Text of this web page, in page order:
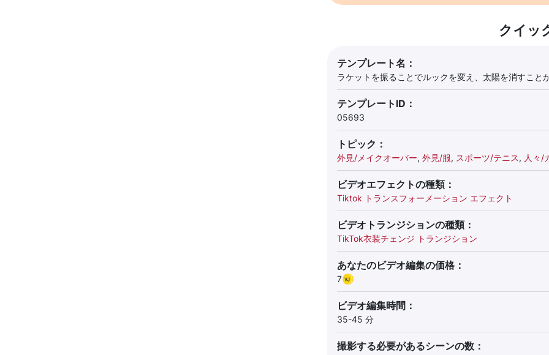
クイッ
テンプレート名：
ラケットを振ることでルックを変え、太陽を消すこと
テンプレートID：
05693
トピック：
外見/メイクオーバー, 外見/服, スポーツ/テニス, 人々/
ビデオエフェクトの種類：
Tiktok トランスフォーメーション エフェクト
ビデオトランジションの種類：
TikTok衣装チェンジ トランジション
あなたのビデオ編集の価格：
7
ビデオ編集時間：
35-45 分
撮影する必要があるシーンの数：